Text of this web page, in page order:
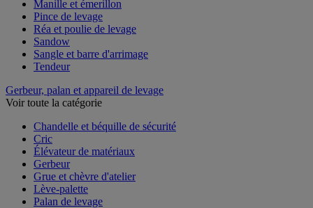
Manille et émerillon
Pince de levage
Réa et poulie de levage
Sandow
Sangle et barre d'arrimage
Gerbeur, palan et appareil de levage
Chandelle et béquille de sécurité
Cric
Élévateur de matériaux
Gerbeur
Grue et chèvre d'atelier
Lève-palette